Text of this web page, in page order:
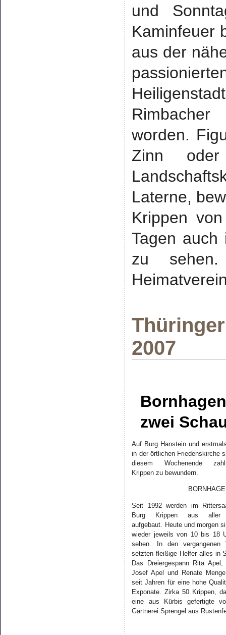
und
Kaminfeuer
aus der
worden.
Zinn
Laterne,
Krippen
Tagen auch
zu
2007
zwei
Auf Burg Hanstein und
in der örtlichen Friedenskirche
diesem Wochenende
Krippen zu bewundern.
Seit 1992 werden im
Burg Krippen aus aller
aufgebaut. Heute und morgen
wieder jeweils von 10 bis 18
sehen. In den vergangenen
setzten fleißige Helfer alles in
Das Dreiergespann Rita Apel,
Josef Apel und Renate
seit Jahren für eine hohe
Exponate. Zirka 50 Krippen,
eine aus Kürbis gefertigte
Gärtnerei Sprengel aus